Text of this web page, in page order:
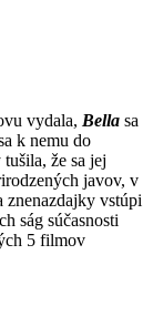
vydala, Bella sa
k nemu do
že sa jej
javov, v
vstúpi
ság súčasnosti
5 filmov